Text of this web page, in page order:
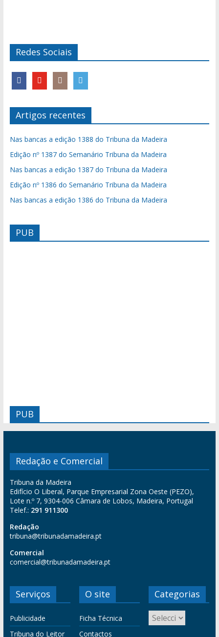
Redes Sociais
Artigos recentes
Nas bancas a edição 1388 do Tribuna da Madeira
Edição nº 1387 do Semanário Tribuna da Madeira
Nas bancas a edição 1387 do Tribuna da Madeira
Edição nº 1386 do Semanário Tribuna da Madeira
Nas bancas a edição 1386 do Tribuna da Madeira
PUB
PUB
Redação e Comercial
Tribuna da Madeira
Edifício O Liberal, Parque Empresarial Zona Oeste (PEZO),
Lote n.º 7, 9304-006 Câmara de Lobos, Madeira, Portugal
Telef.: 291 911300
Redação
tribuna@tribunadamadeira.pt
Comercial
comercial@tribunadamadeira.pt
Serviços
Publicidade
Tribuna do Leitor
O site
Ficha Técnica
Contactos
Categorias